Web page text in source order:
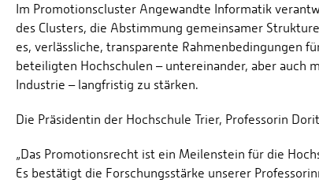
Im Promotionscluster Angewandte Informatik
des Clusters, die Abstimmung gemeinsamer
es, verlässliche, transparente Rahmenbedingungen
beteiligten Hochschulen – untereinander, aber auch
Industrie – langfristig zu stärken.
Die Präsidentin der Hochschule Trier, Professorin
„Das Promotionsrecht ist ein Meilenstein für die
Es bestätigt die Forschungsstärke unserer